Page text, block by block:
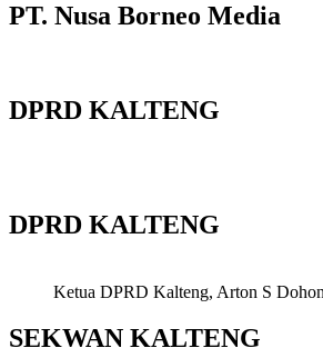
PT. Nusa Borneo Media
DPRD KALTENG
DPRD KALTENG
Ketua DPRD Kalteng, Arton S
SEKWAN KALTENG